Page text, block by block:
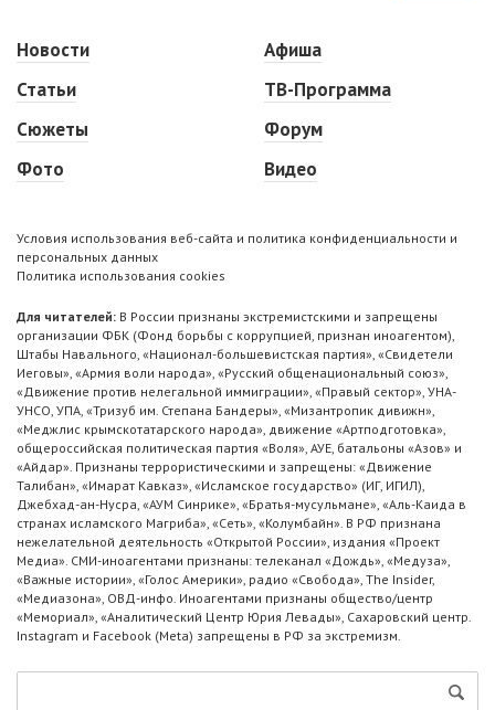
Новости
Статьи
Сюжеты
Фото
Афиша
ТВ-Программа
Форум
Видео
Условия использования веб-сайта и политика конфиденциальности и
персональных данных
Политика использования cookies
Для читателей: В России признаны экстремистскими и запрещены
организации ФБК (Фонд борьбы с коррупцией, признан иноагентом),
Штабы Навального, «Национал-большевистская партия», «Свидетели
Иеговы», «Армия воли народа», «Русский общенациональный союз»,
«Движение против нелегальной иммиграции», «Правый сектор», УНА-
УНСО, УПА, «Тризуб им. Степана Бандеры», «Мизантропик дивижн»,
«Меджлис крымскотатарского народа», движение «Артподготовка»,
общероссийская политическая партия «Воля», АУЕ, батальоны «Азов» и
«Айдар». Признаны террористическими и запрещены: «Движение
Талибан», «Имарат Кавказ», «Исламское государство» (ИГ, ИГИЛ),
Джебхад-ан-Нусра, «АУМ Синрике», «Братья-мусульмане», «Аль-Каида в
странах исламского Магриба», «Сеть», «Колумбайн». В РФ признана
нежелательной деятельность «Открытой России», издания «Проект
Медиа». СМИ-иноагентами признаны: телеканал «Дождь», «Медуза»,
«Важные истории», «Голос Америки», радио «Свобода», The Insider,
«Медиазона», ОВД-инфо. Иноагентами признаны общество/центр
«Мемориал», «Аналитический Центр Юрия Левады», Сахаровский центр.
Instagram и Facebook (Metа) запрещены в РФ за экстремизм.